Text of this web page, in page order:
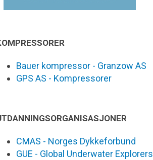
Bauer kompressor - Granzow AS
GPS AS - Kompressorer
CMAS - Norges Dykkeforbund
GUE - Global Underwater Explorers